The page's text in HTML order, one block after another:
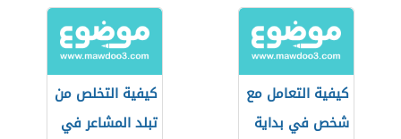
كيفية التعامل مع
شخص في بداية
كيفية التخلص من
تبلد المشاعر في